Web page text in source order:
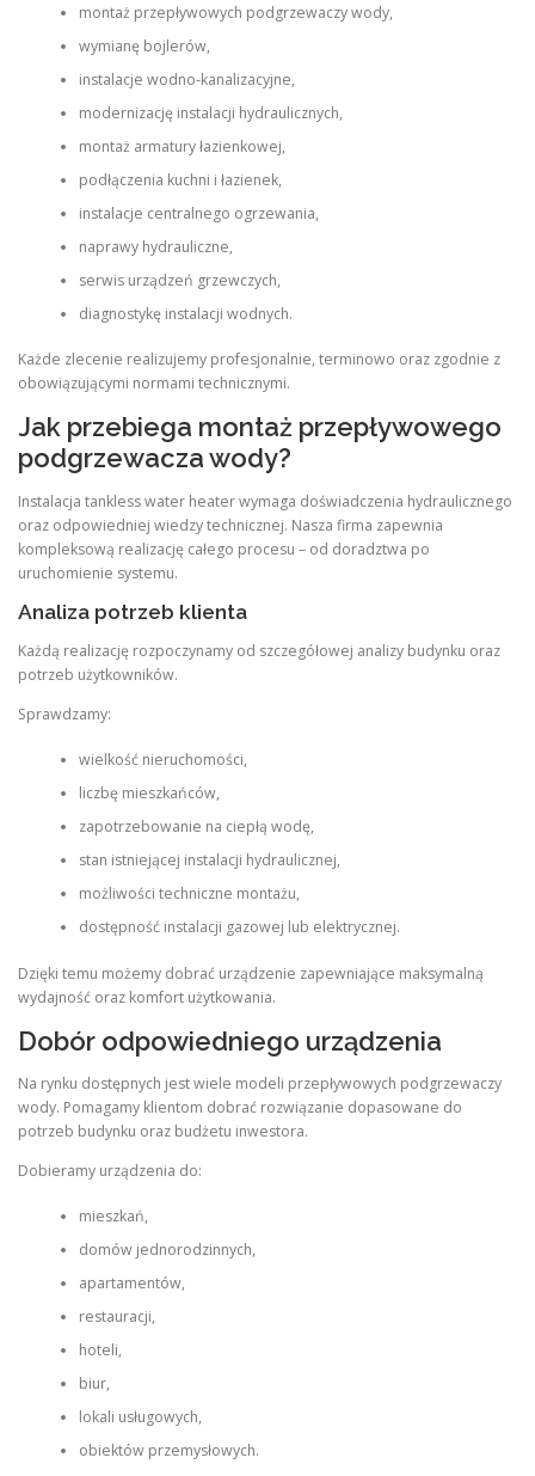
montaż przepływowych podgrzewaczy wody,
wymianę bojlerów,
instalacje wodno-kanalizacyjne,
modernizację instalacji hydraulicznych,
montaż armatury łazienkowej,
podłączenia kuchni i łazienek,
instalacje centralnego ogrzewania,
naprawy hydrauliczne,
serwis urządzeń grzewczych,
diagnostykę instalacji wodnych.
Każde zlecenie realizujemy profesjonalnie, terminowo oraz zgodnie z
obowiązującymi normami technicznymi.
Jak przebiega montaż przepływowego
podgrzewacza wody?
Instalacja tankless water heater wymaga doświadczenia hydraulicznego
oraz odpowiedniej wiedzy technicznej. Nasza firma zapewnia
kompleksową realizację całego procesu – od doradztwa po
uruchomienie systemu.
Analiza potrzeb klienta
Każdą realizację rozpoczynamy od szczegółowej analizy budynku oraz
potrzeb użytkowników.
Sprawdzamy:
wielkość nieruchomości,
liczbę mieszkańców,
zapotrzebowanie na ciepłą wodę,
stan istniejącej instalacji hydraulicznej,
możliwości techniczne montażu,
dostępność instalacji gazowej lub elektrycznej.
Dzięki temu możemy dobrać urządzenie zapewniające maksymalną
wydajność oraz komfort użytkowania.
Dobór odpowiedniego urządzenia
Na rynku dostępnych jest wiele modeli przepływowych podgrzewaczy
wody. Pomagamy klientom dobrać rozwiązanie dopasowane do
potrzeb budynku oraz budżetu inwestora.
Dobieramy urządzenia do:
mieszkań,
domów jednorodzinnych,
apartamentów,
restauracji,
hoteli,
biur,
lokali usługowych,
obiektów przemysłowych.